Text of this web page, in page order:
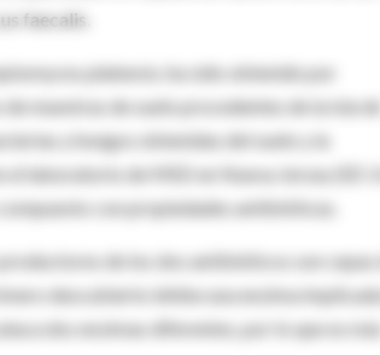
faecalis.
platensis, ha sido obtenido por
muestras de suelo procedentes de la isla
y hongos obtenidas del suelo y la
laboratorio de MSD en Nueva Jersey (EE
con propiedades antibióticas.
de los dos antibióticos son cepas
descubierto inhibe una enzima
dos enzimas diferentes, por lo que es